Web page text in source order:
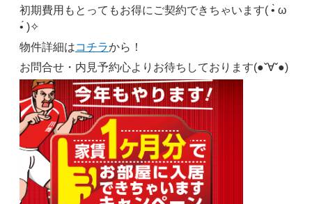
初期費用もとってもお得にご契約できちゃいます( •̀ ω
•́ )✧
物件詳細はコチラから！
お問合せ・内見予約心よりお待ちしております(●ˇ∀ˇ●)